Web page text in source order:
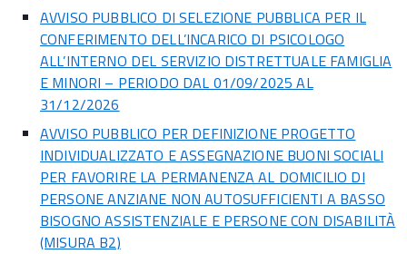
AVVISO PUBBLICO DI SELEZIONE PUBBLICA PER IL
CONFERIMENTO DELL’INCARICO DI PSICOLOGO
ALL’INTERNO DEL SERVIZIO DISTRETTUALE FAMIGLIA
E MINORI – PERIODO DAL 01/09/2025 AL
31/12/2026
AVVISO PUBBLICO PER DEFINIZIONE PROGETTO
INDIVIDUALIZZATO E ASSEGNAZIONE BUONI SOCIALI
PER FAVORIRE LA PERMANENZA AL DOMICILIO DI
PERSONE ANZIANE NON AUTOSUFFICIENTI A BASSO
BISOGNO ASSISTENZIALE E PERSONE CON DISABILITÀ
(MISURA B2)